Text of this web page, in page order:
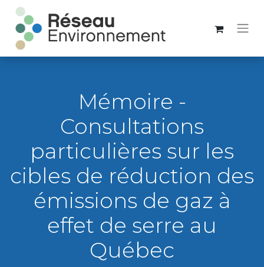
Mémoire -
Consultations
particulières sur les
cibles de réduction des
émissions de gaz à
effet de serre au
Québec